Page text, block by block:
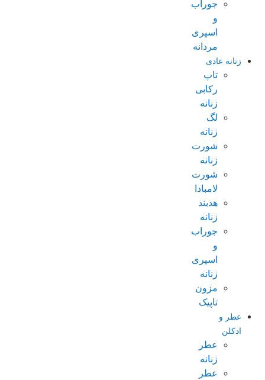
جوراب
و
اسپری
مردانه
زنانه عادی
تاپ
رکابی
زنانه
لگ
زنانه
شورت
زنانه
شورت
لامبادا
هدبند
زنانه
جوراب
و
اسپری
زنانه
مزون
تاپیک
عطر و
ادکلن
عطر
زنانه
عطر